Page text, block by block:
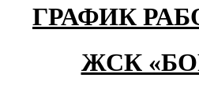
ГРАФИК
ЖСК